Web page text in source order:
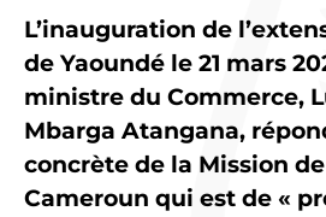
L’inauguration de
de Yaoundé le 21 mars
ministre du Commerce,
Mbarga Atangana,
concrète de la Mission
Cameroun qui est de «